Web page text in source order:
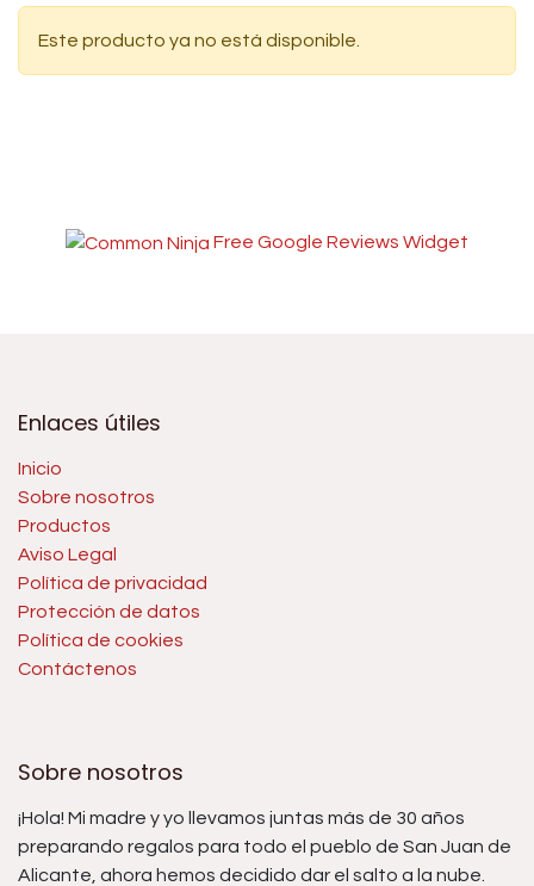
Este producto ya no está disponible.
Free Google Reviews Widget
Enlaces útiles
Inicio
Sobre nosotros
Productos
Aviso Legal
Política de privacidad
Protección de datos
Política de cookies
Contáctenos
Sobre nosotros
¡Hola! Mi madre y yo llevamos juntas más de 30 años
preparando regalos para todo el pueblo de San Juan de
Alicante, ahora hemos decidido dar el salto a la nube.